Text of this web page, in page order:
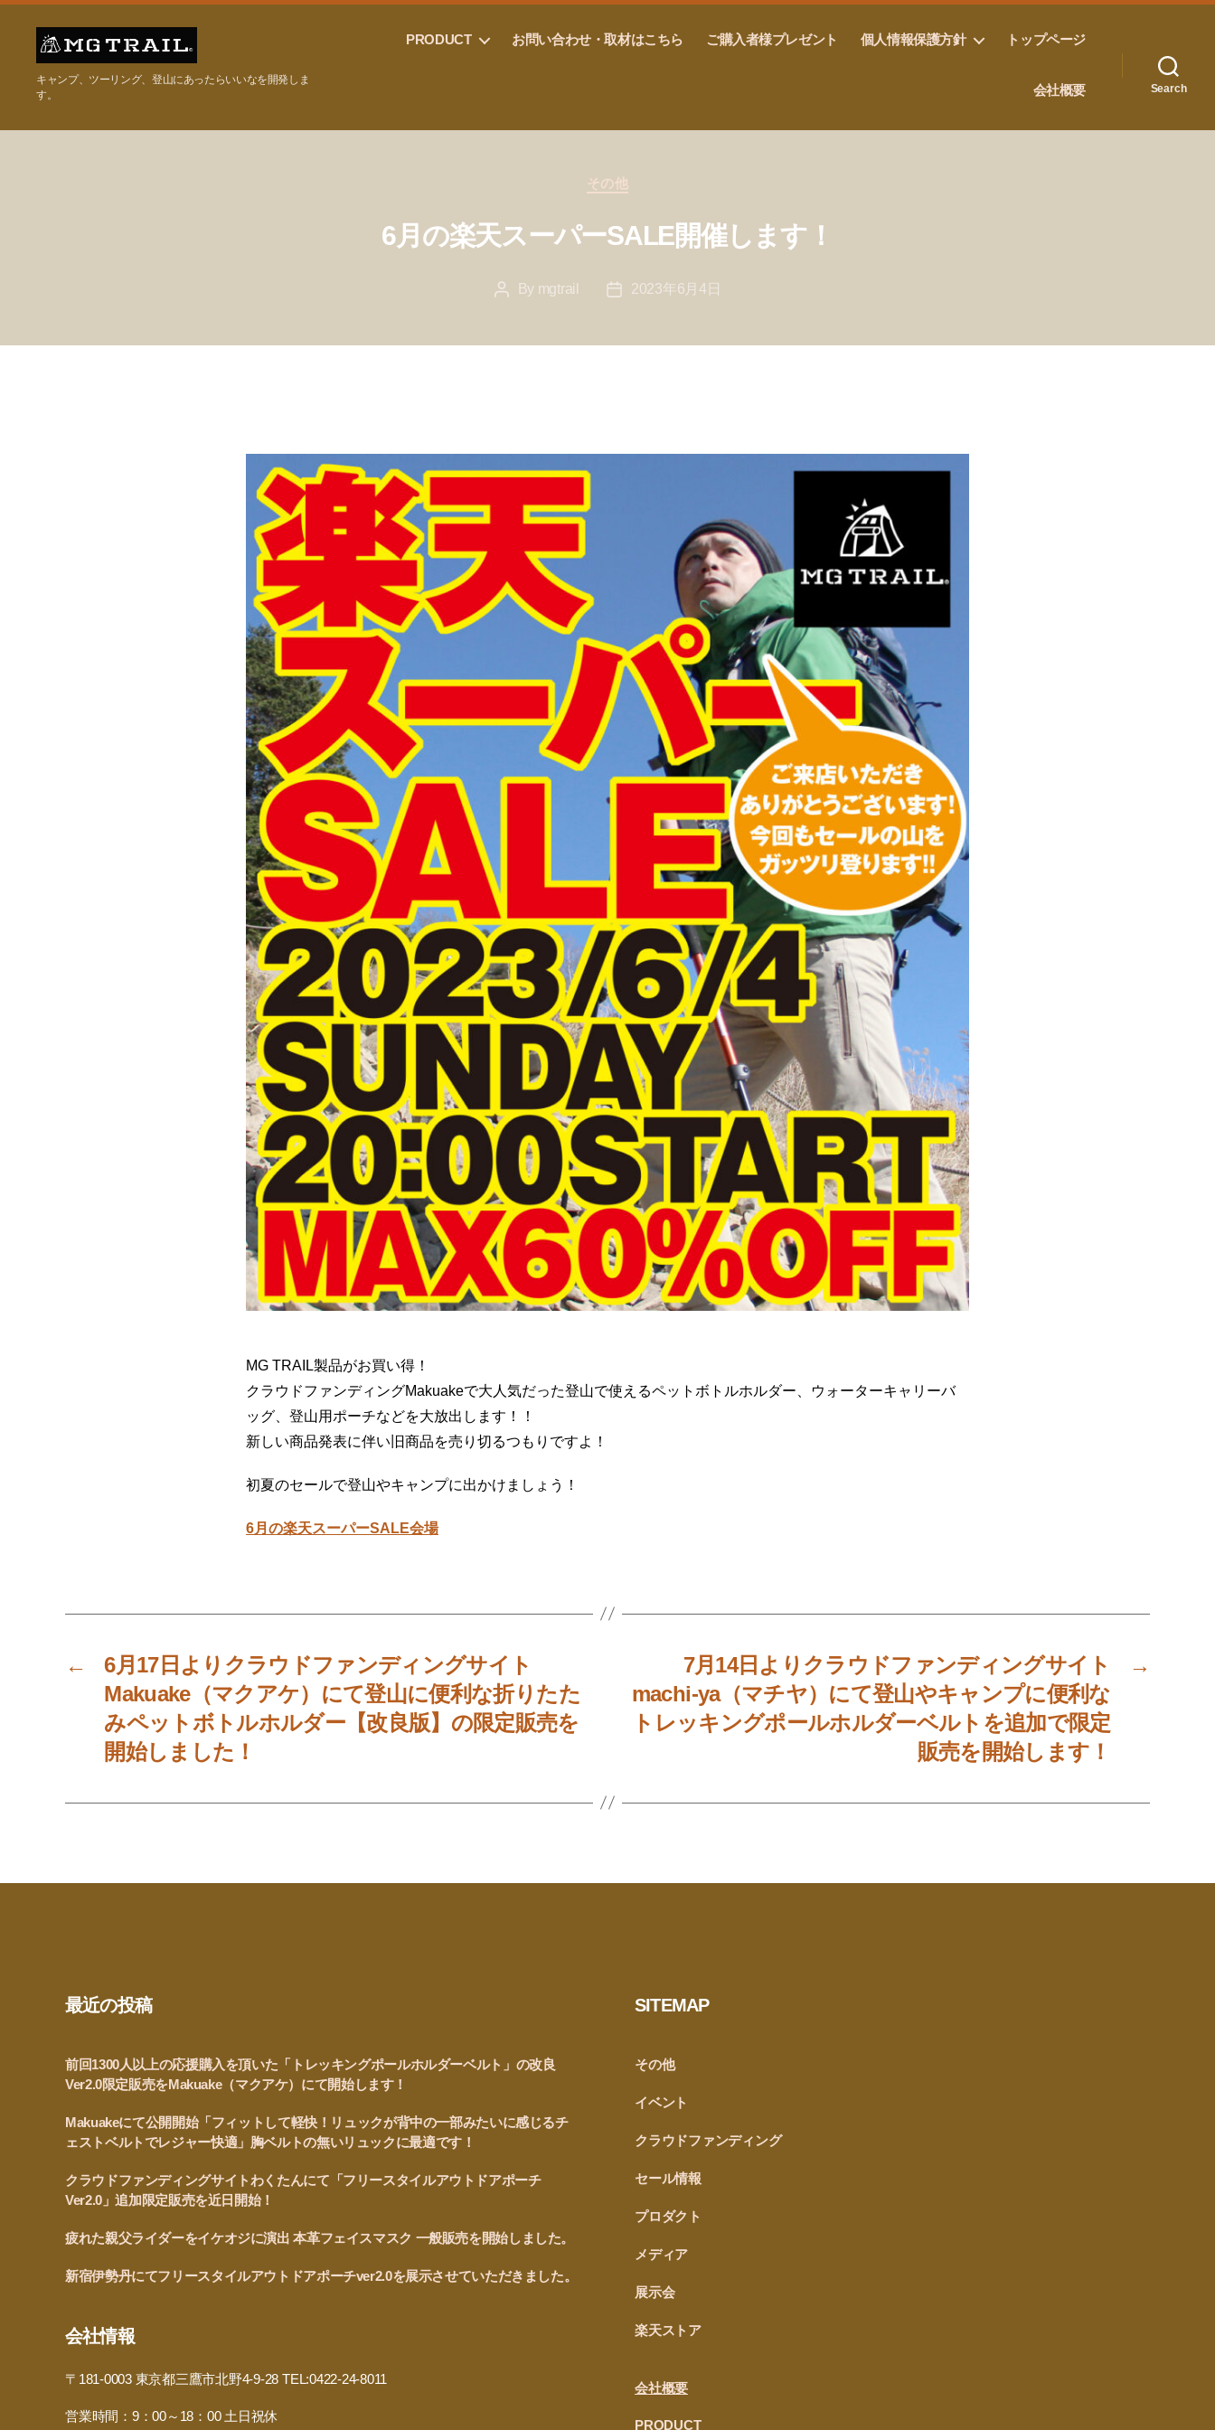
MG
TRAIL
キャンプ、ツーリング、登山にあったらいいなを開発しま
す。
PRODUCT お問い合わせ・取材はこちら ご購入者様プレゼント 個人情報保護方針 トップページ
会社概要 Search
Categories
その他
6月の楽天スーパーSALE開催します！
PostBy mgtrail
Post2023年6月4日
MG TRAIL製品がお買い得！
クラウドファンディングMakuakeで大人気だった登山で使えるペットボトルホルダー、ウォーターキャリーバ
ッグ、登山用ポーチなどを大放出します！！
新しい商品発表に伴い旧商品を売り切るつもりですよ！
初夏のセールで登山やキャンプに出かけましょう！
6月の楽天スーパーSALE会場
←
6月17日よりクラウドファンディングサイト
Makuake（マクアケ）にて登山に便利な折りたた
みペットボトルホルダー【改良版】の限定販売を
開始しました！
→
7月14日よりクラウドファンディングサイト
machi-ya（マチヤ）にて登山やキャンプに便利な
トレッキングポールホルダーベルトを追加で限定
販売を開始します！
最近の投稿
前回1300人以上の応援購入を頂いた「トレッキングポールホルダーベルト」の改良
Ver2.0限定販売をMakuake（マクアケ）にて開始します！
Makuakeにて公開開始「フィットして軽快！リュックが背中の一部みたいに感じるチ
ェストベルトでレジャー快適」胸ベルトの無いリュックに最適です！
クラウドファンディングサイトわくたんにて「フリースタイルアウトドアポーチ
Ver2.0」追加限定販売を近日開始！
疲れた親父ライダーをイケオジに演出 本革フェイスマスク 一般販売を開始しました。
新宿伊勢丹にてフリースタイルアウトドアポーチver2.0を展示させていただきました。
会社情報
〒181-0003 東京都三鷹市北野4-9-28 TEL:0422-24-8011
営業時間：9：00～18：00 土日祝休
SITEMAP
その他
イベント
クラウドファンディング
セール情報
プロダクト
メディア
展示会
楽天ストア
会社概要
PRODUCT